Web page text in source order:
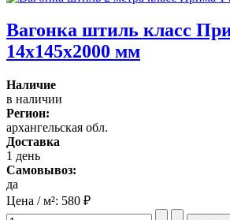
Вагонка штиль класс
14x145x2000 мм
Наличие
в наличии
Регион:
архангельская обл.
Доставка
1 день
Самовывоз:
да
Цена / м²: 580 ₽